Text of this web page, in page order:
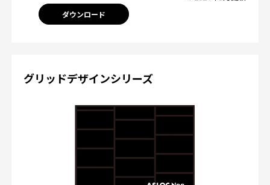
ダウンロード
グリッドデザインシリーズ